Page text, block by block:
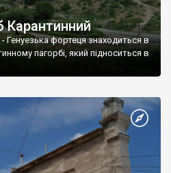
Карантинний
Генуезька фортеця знаходиться в
пагорбі, який підноситься в